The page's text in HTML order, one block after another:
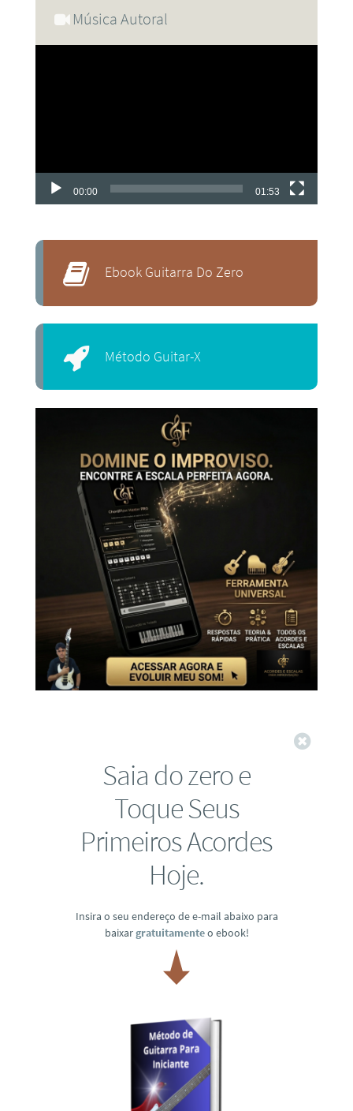
Música Autoral
00:00 01:53
Ebook Guitarra Do Zero
Método Guitar-X
Saia do zero e
Toque Seus
Primeiros Acordes
Hoje.
Insira o seu endereço de e-mail abaixo para
baixargratuitamenteo ebook!